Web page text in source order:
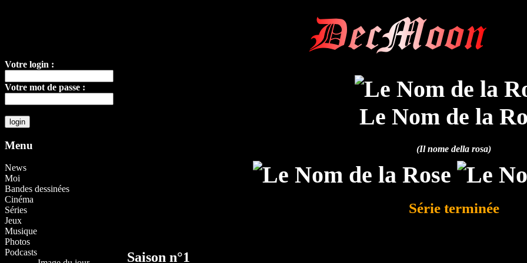
DecMoon
Votre login :
Votre mot de passe :
Menu
News
Moi
Bandes dessinées
Cinéma
Séries
Jeux
Musique
Photos
Podcasts
Le Nom de la
(Il nome della rosa)
Série terminée
Saison n°1